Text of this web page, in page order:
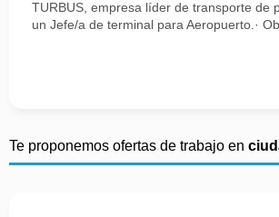
TURBUS, empresa líder de transporte de
un Jefe/a de terminal para Aeropuerto.·
Te proponemos ofertas de trabajo en